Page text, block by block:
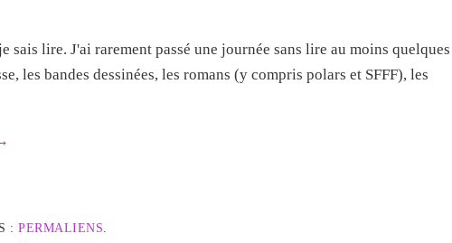
sais lire. J'ai rarement passé une journée sans lire au moins quelques
les bandes dessinées, les romans (y compris polars et SFFF), les
: PERMALIENS